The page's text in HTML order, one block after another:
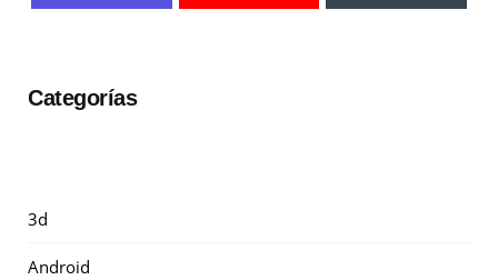
Categorías
3d
Android